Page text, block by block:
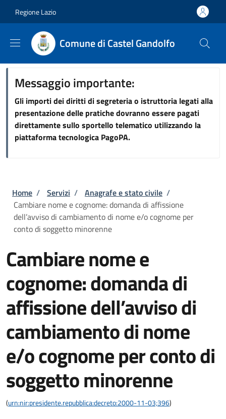
Regione Lazio
Comune di Castel Gandolfo
Messaggio importante:
Gli importi dei diritti di segreteria o istruttoria legati alla
presentazione delle pratiche dovranno essere pagati
direttamente sullo sportello telematico utilizzando la
piattaforma tecnologica PagoPA.
Briciole di pane
Home / Servizi / Anagrafe e stato civile /
Cambiare nome e cognome: domanda di affissione
dell’avviso di cambiamento di nome e/o cognome per
conto di soggetto minorenne
Cambiare nome e
cognome: domanda di
affissione dell’avviso di
cambiamento di nome
e/o cognome per conto di
soggetto minorenne
(urn:nir:presidente.repubblica:decreto:2000-11-03;396)